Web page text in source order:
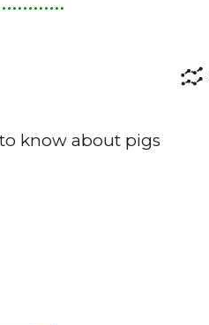
know about pigs